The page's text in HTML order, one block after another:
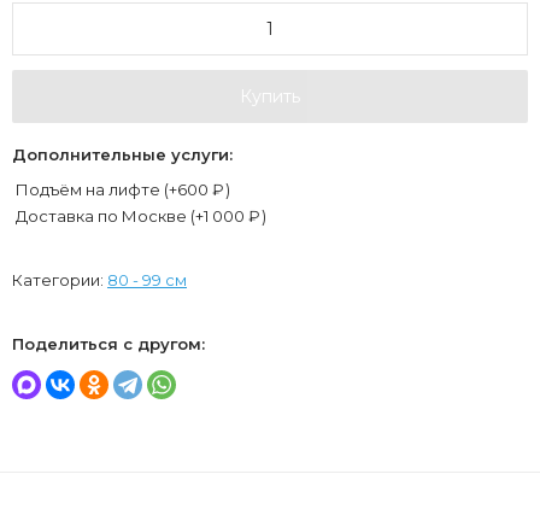
Купить
Дополнительные услуги:
Подъём на лифте (+600 ₽)
Доставка по Москве (+1 000 ₽)
Категории: 80 - 99 см
Поделиться с другом: